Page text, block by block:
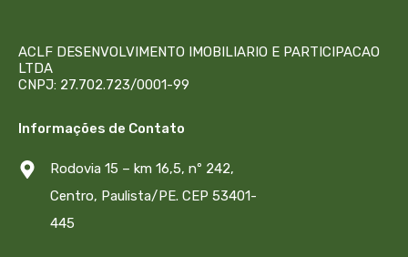
ACLF DESENVOLVIMENTO IMOBILIARIO E PARTICIPACAO
LTDA
CNPJ: 27.702.723/0001-99
Informações de Contato
Rodovia 15 – km 16,5, nº 242,
Centro, Paulista/PE. CEP 53401-
445